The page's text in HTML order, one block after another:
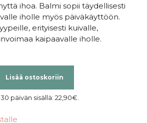
ihoa. Balmi sopii täydellisesti
iholle myös päiväkäyttöön.
erityisesti kuivalle,
kaipaavalle iholle.
Lisää ostoskoriin
päivän sisällä: 22,90€.